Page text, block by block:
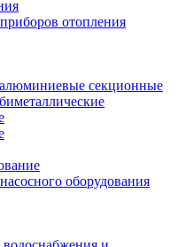
отопления
секционные
оборудования